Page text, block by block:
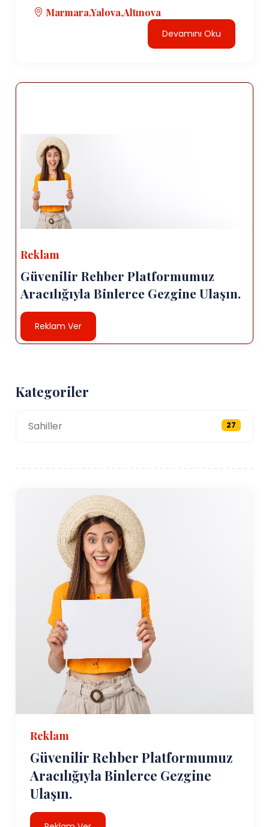
Marmara,Yalova,Altınova
Devamını Oku
Reklam
Güvenilir Rehber Platformumuz
Aracılığıyla Binlerce Gezgine Ulaşın.
Reklam Ver
Kategoriler
Sahiller 27
Reklam
Güvenilir Rehber Platformumuz
Aracılığıyla Binlerce Gezgine
Ulaşın.